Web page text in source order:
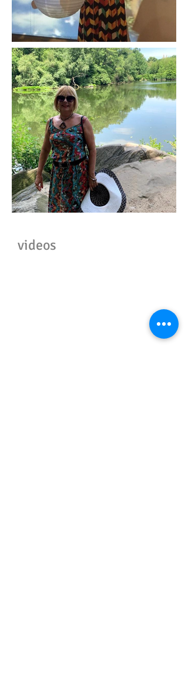
videos